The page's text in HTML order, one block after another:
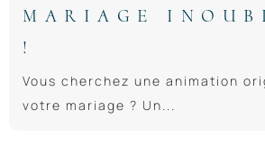
MARIAGE
!
Vous cherchez une animation
votre mariage ? Un...